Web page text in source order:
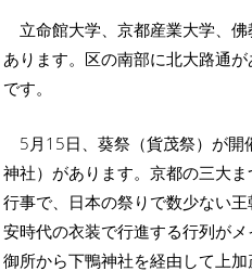
立命館大学、京都産業大学、
あります。区の南部に北大路通
です。
5月15日、葵祭（貨茂祭）が
神社）があります。京都の三大
行事で、日本の祭りで数少ない
安時代の衣装で行進する行列が
御所から下鴨神社を経由して上